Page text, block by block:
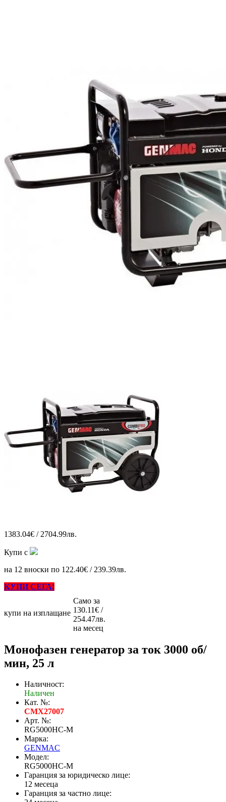
1383.04€ / 2704.99лв.
Купи с
на 12 вноски по 122.40€ / 239.39лв.
КУПИ СЕГА!
купи на изплащане
Само за
130.11€ /
254.47лв.
на месец
Монофазен генератор за ток 3000 об/
мин, 25 л
Наличност:
Наличен
Кат. №:
CMX27007
Арт. №:
RG5000HC-M
Марка:
GENMAC
Модел:
RG5000HC-M
Гаранция за юридическо лице:
12 месеца
Гаранция за частно лице: